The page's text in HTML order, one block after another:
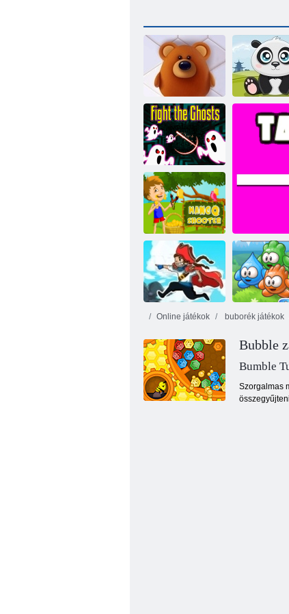
Vonalak állatok
Harcolj a
szellemekkel
Mangó lövő
buborékok
kalózok
Plops
Online játékok buborék játékok
Bubble
Bumble
Szorgalmas